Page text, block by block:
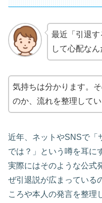
最近「引退
して心配な
気持ちは分かります。
のか、流れを整理してい
近年、ネットやSNSで「
では？」という噂を耳に
実際にはそのような公式
ぜ引退説が広まっている
ころや本人の発言を整理